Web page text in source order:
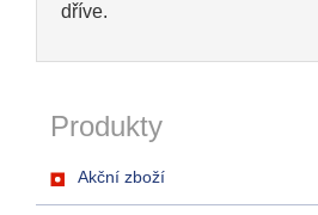
dříve.
Produkty
Akční zboží